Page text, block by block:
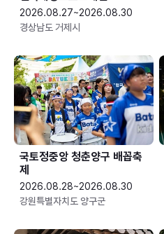
2026.08.27~2026.08.30
경상남도 거제시
국토정중앙 청춘양구 배꼽축
제
2026.08.28~2026.08.30
강원특별자치도 양구군